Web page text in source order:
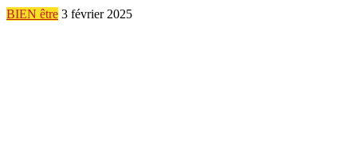
BIEN être 3 février 2025